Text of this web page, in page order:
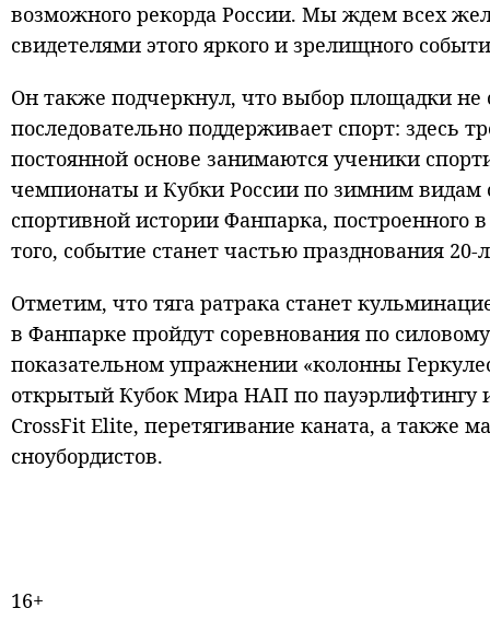
возможного рекорда России. Мы ждем всех
свидетелями этого яркого и зрелищного
Он также подчеркнул, что выбор площадки
последовательно поддерживает спорт: здесь
постоянной основе занимаются ученики
чемпионаты и Кубки России по зимним видам
спортивной истории Фанпарка, построенного
того, событие станет частью празднования 20-
Отметим, что тяга ратрака станет
в Фанпарке пройдут соревнования по
показательном упражнении «колонны
открытый Кубок Мира НАП по пауэрлифтингу
CrossFit Elite, перетягивание каната, а также
сноубордистов.
16+